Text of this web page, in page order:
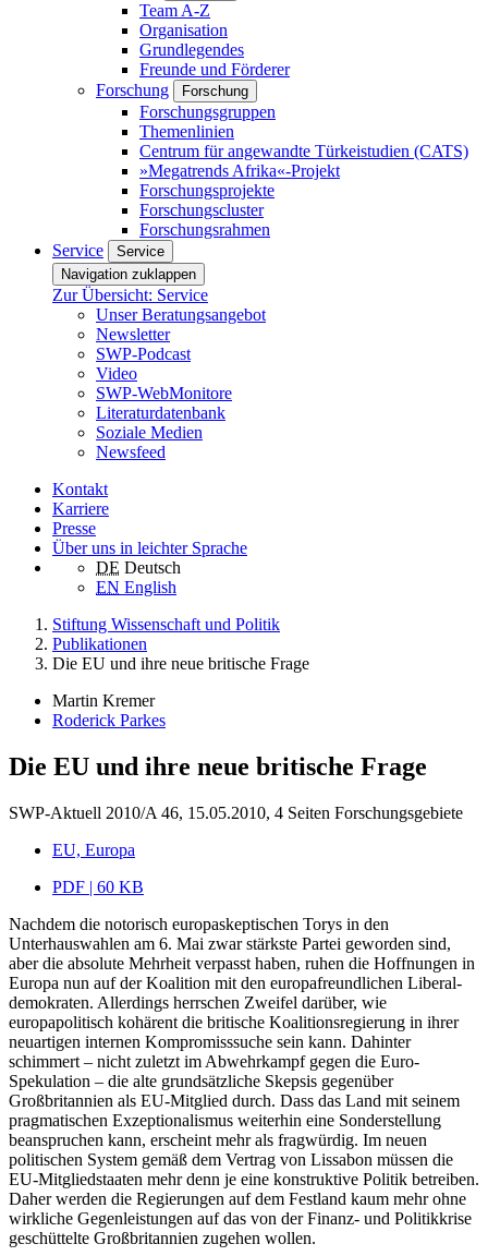
Team A-Z
Organisation
Grundlegendes
Freunde und Förderer
Forschung
Forschung
Forschungsgruppen
Themenlinien
Centrum für angewandte Türkeistudien (CATS)
»Megatrends Afrika«-Projekt
Forschungsprojekte
Forschungscluster
Forschungsrahmen
Service
Service
Navigation zuklappen
Zur Übersicht: Service
Unser Beratungsangebot
Newsletter
SWP-Podcast
Video
SWP-WebMonitore
Literaturdatenbank
Soziale Medien
Newsfeed
Kontakt
Karriere
Presse
Über uns in leichter Sprache
DE Deutsch
EN English
Stiftung Wissenschaft und Politik
Publikationen
Die EU und ihre neue britische Frage
Martin Kremer
Roderick Parkes
Die EU und ihre neue britische Frage
SWP-Aktuell 2010/A 46, 15.05.2010, 4 Seiten Forschungsgebiete
EU, Europa
PDF | 60 KB
Nachdem die notorisch europaskeptischen Torys in den
Unterhauswahlen am 6. Mai zwar stärkste Partei geworden sind,
aber die absolute Mehrheit verpasst haben, ruhen die Hoffnungen in
Europa nun auf der Koalition mit den europafreundlichen Liberal-
demokraten. Allerdings herrschen Zweifel darüber, wie
europapolitisch kohärent die britische Koalitionsregierung in ihrer
neuartigen internen Kompromisssuche sein kann. Dahinter
schimmert – nicht zuletzt im Abwehrkampf gegen die Euro-
Spekulation – die alte grundsätzliche Skepsis gegenüber
Großbritannien als EU-Mitglied durch. Dass das Land mit seinem
pragmatischen Exzeptionalismus weiterhin eine Sonderstellung
beanspruchen kann, erscheint mehr als fragwürdig. Im neuen
politischen System gemäß dem Vertrag von Lissabon müssen die
EU-Mitgliedstaaten mehr denn je eine konstruktive Politik betreiben.
Daher werden die Regierungen auf dem Festland kaum mehr ohne
wirkliche Gegenleistungen auf das von der Finanz- und Politikkrise
geschüttelte Großbritannien zugehen wollen.